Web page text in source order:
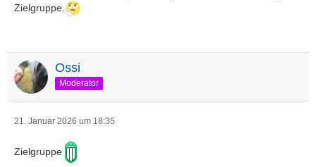
Zielgruppe.
Ossi
Moderator
21. Januar 2026 um 18:35
Zielgruppe